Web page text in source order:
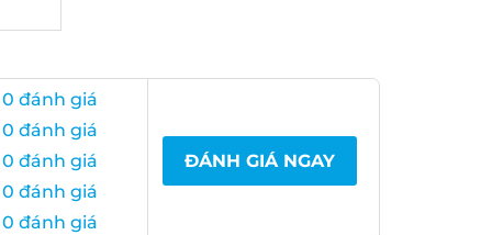
đánh giá
đánh giá
đánh giá
đánh giá
đánh giá
ĐÁNH GIÁ NGAY